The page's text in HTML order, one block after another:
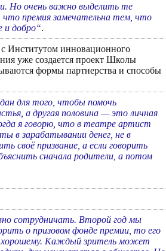
Но очень важно выделить те
что премия замечательна тем, что
и добро“.
Институтом инновационного
уже создается проект Школы
формы партнерства и способы
для того, чтобы помочь
а другая половина — это личная
я говорю, что в театре артист
в зарабатывании денег, не в
своё призвание, а если говорить
сначала родители, а потом
сотрудничать. Второй год мы
о призовом фонде премии, то его
хорошему. Каждый зритель может